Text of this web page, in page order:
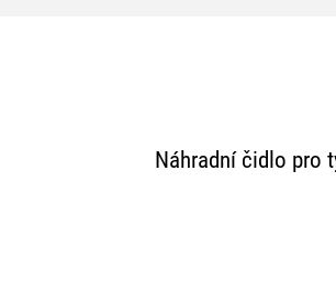
Náhradní čidlo pro